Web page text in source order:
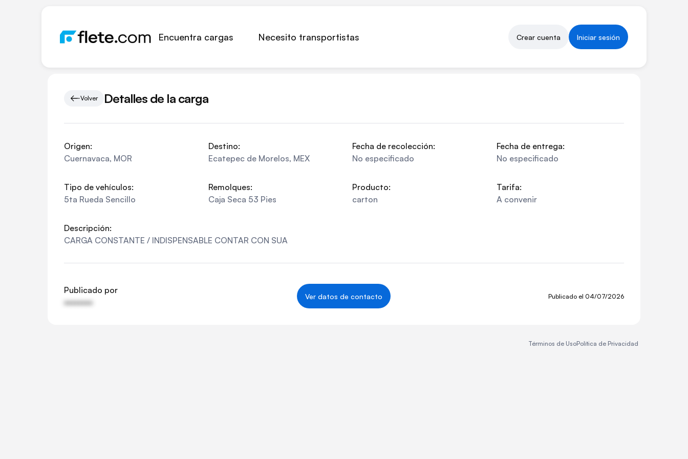
Encuentra cargas Necesito transportistas Crear cuenta Iniciar sesión
Volver Detalles de la carga
Origen:
Cuernavaca, MOR
Destino:
Ecatepec de Morelos, MEX
Fecha de recolección:
No especificado
Fecha de entrega:
No especificado
Tipo de vehículos:
5ta Rueda Sencillo
Remolques:
Caja Seca 53 Pies
Producto:
carton
Tarifa:
A convenir
Descripción:
CARGA CONSTANTE / INDISPENSABLE CONTAR CON SUA
Publicado por
••••••••
Ver datos de contacto Publicado el 04/07/2026
Términos de UsoPolítica de Privacidad